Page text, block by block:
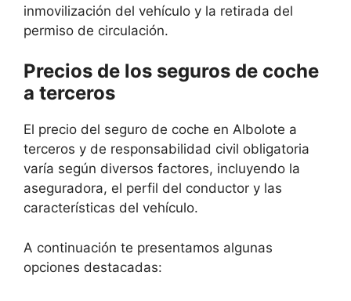
inmovilización del vehículo y la retirada del
permiso de circulación.
Precios de los seguros de coche
a terceros
El precio del seguro de coche en Albolote a
terceros y de responsabilidad civil obligatoria
varía según diversos factores, incluyendo la
aseguradora, el perfil del conductor y las
características del vehículo.
A continuación te presentamos algunas
opciones destacadas: